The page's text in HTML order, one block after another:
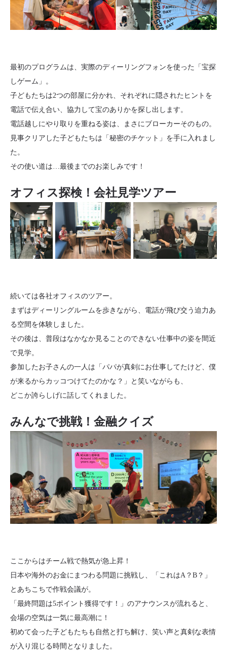
最初のプログラムは、実際のディーリングフォンを使った「宝探
しゲーム」。
子どもたちは2つの部屋に分かれ、それぞれに隠されたヒントを
電話で伝え合い、協力して宝のありかを探し出します。
電話越しにやり取りを重ねる姿は、まさにブローカーそのもの。
見事クリアした子どもたちは「秘密のチケット」を手に入れまし
た。
その使い道は…最後までのお楽しみです！
オフィス探検！会社見学ツアー
続いては各社オフィスのツアー。
まずはディーリングルームを歩きながら、電話が飛び交う迫力あ
る空間を体験しました。
その後は、普段はなかなか見ることのできない仕事中の姿を間近
で見学。
参加したお子さんの一人は「パパが真剣にお仕事してたけど、僕
が来るからカッコつけてたのかな？」と笑いながらも、
どこか誇らしげに話してくれました。
みんなで挑戦！金融クイズ
ここからはチーム戦で熱気が急上昇！
日本や海外のお金にまつわる問題に挑戦し、「これはA？B？」
とあちこちで作戦会議が。
「最終問題は5ポイント獲得です！」のアナウンスが流れると、
会場の空気は一気に最高潮に！
初めて会った子どもたちも自然と打ち解け、笑い声と真剣な表情
が入り混じる時間となりました。